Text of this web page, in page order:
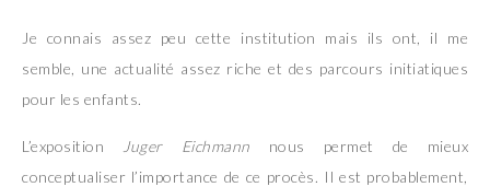
Je connais assez peu cette institution mais ils ont, il me
semble, une actualité assez riche et des parcours initiatiques
pour les enfants.
L’exposition Juger Eichmann nous permet de mieux
conceptualiser l’importance de ce procès. Il est probablement,